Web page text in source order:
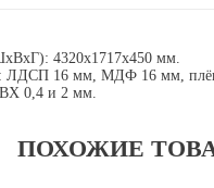
4320x1717x450 мм.
ЛДСП 16 мм, МДФ 16 мм,
0,4 и 2 мм.
ПОХОЖИЕ